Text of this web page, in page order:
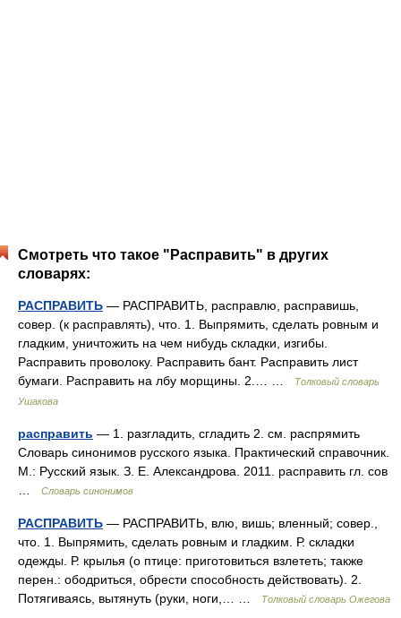
Смотреть что такое "Расправить" в других
словарях:
РАСПРАВИТЬ — РАСПРАВИТЬ, расправлю, расправишь,
совер. (к расправлять), что. 1. Выпрямить, сделать ровным и
гладким, уничтожить на чем нибудь складки, изгибы.
Расправить проволоку. Расправить бант. Расправить лист
бумаги. Расправить на лбу морщины. 2.… …
Толковый словарь
Ушакова
расправить — 1. разгладить, сгладить 2. см. распрямить
Словарь синонимов русского языка. Практический справочник.
М.: Русский язык. З. Е. Александрова. 2011. расправить гл. сов
Словарь синонимов
РАСПРАВИТЬ — РАСПРАВИТЬ, влю, вишь; вленный; совер.,
что. 1. Выпрямить, сделать ровным и гладким. Р. складки
одежды. Р. крылья (о птице: приготовиться взлететь; также
перен.: ободриться, обрести способность действовать). 2.
Потягиваясь, вытянуть (руки, ноги,… …
Толковый словарь Ожегова